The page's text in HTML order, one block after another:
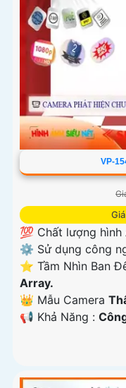
VP-
💯 Chất lượng hình
⚙ Sử dụng công
⭐ Tầm Nhìn Ban
Array.
👑 Mẫu Camera
️📢 Khả Năng :